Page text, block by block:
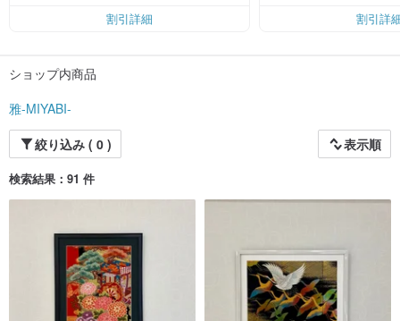
を願う気持ちが込められています。
ですから新郎新婦様はもちろん、親御様にも思い入れを持って着物を選んでい
きてしまいます。
のは勿体ないと感じていました。
色打掛は婚礼衣裳としての役割を果たしてもなお美しく、緻密に計算された図
柄は絵画のように華やかです。
そこで打掛としてではなく、第二の価値として皆様に末永く愛されるかたちで
生まれ変わらせたい
という思いから額装加工を始めました。
縁起の良い文様や絵になる図柄を切り抜き額装していますので、一枚の絵画と
一枚の着物を無駄にすることのないよう、裏地も額装を保管・保護する入れ物
として使用しております。
縁起物のインテリアとして、贈答用にも喜ばれます。
Instagram @sapporo.miyabi
割引詳細
割引詳
ショップ内商品
雅-MIYABI-
絞り込み ( 0 )
表示順
検索結果：91 件